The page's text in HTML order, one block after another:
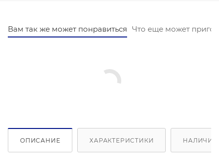
Вам так же может понравиться Что еще может
ОПИСАНИЕ ХАРАКТЕРИСТИКИ НАЛИЧИЕ